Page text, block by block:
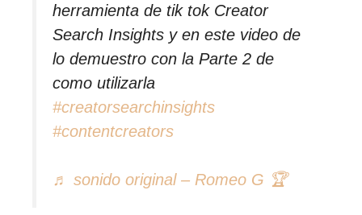
herramienta de tik tok Creator
Search Insights y en este video de
lo demuestro con la Parte 2 de
como utilizarla
#creatorsearchinsights
#contentcreators
♬ sonido original – Romeo G 🏆